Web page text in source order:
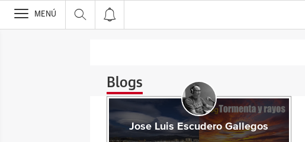
>
MENÚ
Blogs
Jose Luis Escudero Gallegos